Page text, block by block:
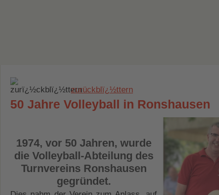
zurückblï¿½ttern
50 Jahre Volleyball in Ronshausen
1974, vor 50 Jahren, wurde
die Volleyball-Abteilung des
Turnvereins Ronshausen
gegründet.